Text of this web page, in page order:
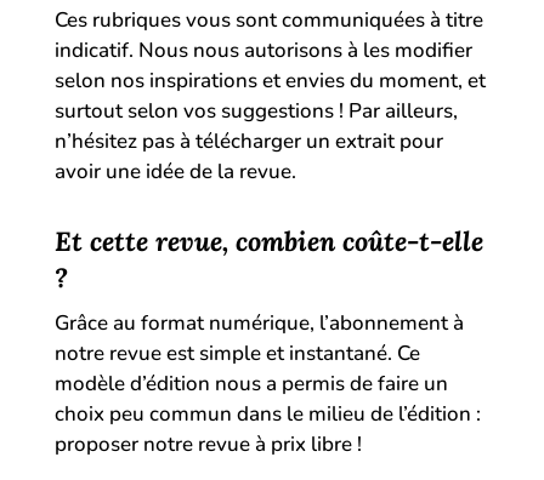
Ces rubriques vous sont communiquées à titre
indicatif. Nous nous autorisons à les modifier
selon nos inspirations et envies du moment, et
surtout selon vos suggestions ! Par ailleurs,
n’hésitez pas à télécharger un extrait pour
avoir une idée de la revue.
Et cette revue, combien coûte-t-elle
?
Grâce au format numérique, l’abonnement à
notre revue est simple et instantané. Ce
modèle d’édition nous a permis de faire un
choix peu commun dans le milieu de l’édition :
proposer notre revue à prix libre !